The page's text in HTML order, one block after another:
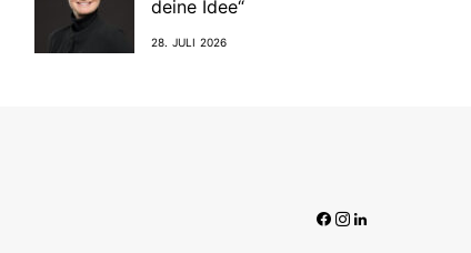
deine Idee“
28. JULI 2026